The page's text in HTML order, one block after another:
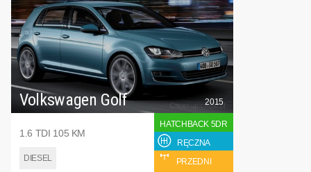
Volkswagen Golf
1.6 TDI 105 KM
DIESEL
2015
HATCHBACK 5DR
RĘCZNA
PRZEDNI